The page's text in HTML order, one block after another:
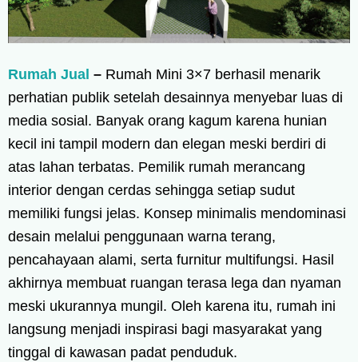
Rumah Jual – Rumah Mini 3×7 berhasil menarik
perhatian publik setelah desainnya menyebar luas di
media sosial. Banyak orang kagum karena hunian
kecil ini tampil modern dan elegan meski berdiri di
atas lahan terbatas. Pemilik rumah merancang
interior dengan cerdas sehingga setiap sudut
memiliki fungsi jelas. Konsep minimalis mendominasi
desain melalui penggunaan warna terang,
pencahayaan alami, serta furnitur multifungsi. Hasil
akhirnya membuat ruangan terasa lega dan nyaman
meski ukurannya mungil. Oleh karena itu, rumah ini
langsung menjadi inspirasi bagi masyarakat yang
tinggal di kawasan padat penduduk.